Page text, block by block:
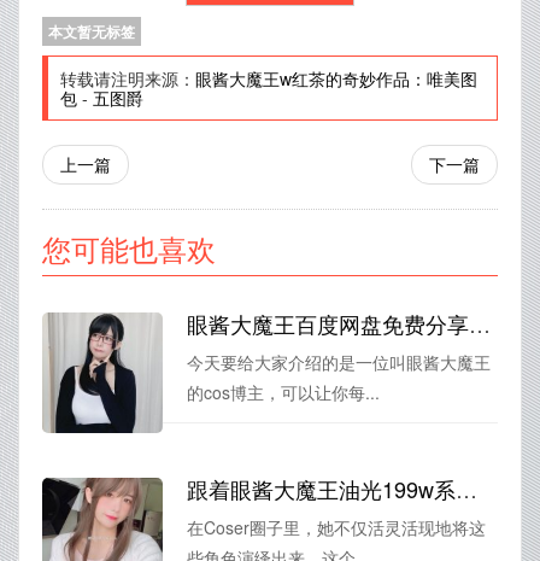
本文暂无标签
转载请注明来源： 眼酱大魔王w红茶的奇妙作品：唯美图
包 - 五图爵
上一篇 下一篇
您可能也喜欢
眼酱大魔王百度网盘免费分享美图，让你看到最美的风景。
今天要给大家介绍的是一位叫眼酱大魔王
的cos博主，可以让你每...
跟着眼酱大魔王油光199w系列曝光知道吗，留存经典cos摄影作品，尽览美图之旅
在Coser圈子里，她不仅活灵活现地将这